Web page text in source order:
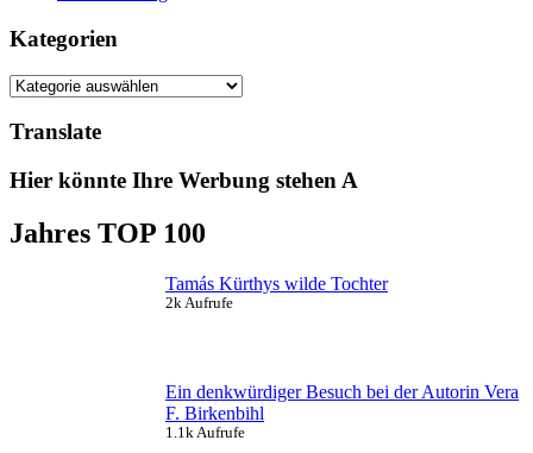
Kategorien
Kategorien
Translate
Hier könnte Ihre Werbung stehen A
Jahres TOP 100
Tamás Kürthys wilde Tochter
2k Aufrufe
Ein denkwürdiger Besuch bei der Autorin Vera
F. Birkenbihl
1.1k Aufrufe